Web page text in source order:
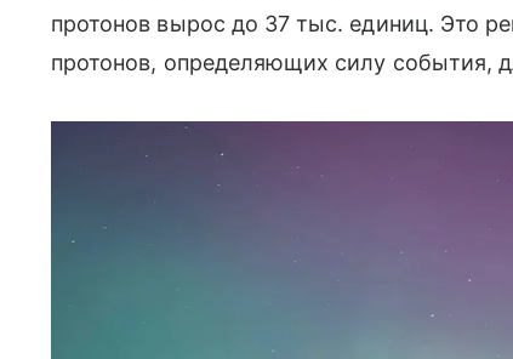
протонов вырос до 37 тыс. единиц. Это
протонов, определяющих силу события,